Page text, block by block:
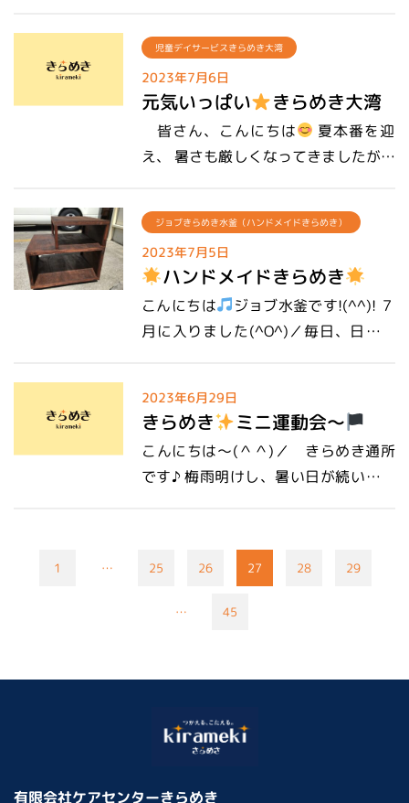
そろそろ、なが～い夏休みが始まりま
す！ きらめきキッズでは、園庭でのプ
ール遊び、かき氷、スイカわり
にしかできない楽しい活動があり、子
ども達やスタッフも楽しみにしていま
す♪ 最後まで読んで頂きありがとうご
身体の動かし方を感じてもらう！ 以上
2点を目的に行いました。 浅いプール
でしたが、顔をつけて潜ったり、ゆっ
くり水に浸かったりと色々な遊びをし
ていました。 こども達も水遊びを楽し
きたと思います。 最後まで読んで頂
き、ありがとうございました～。
すので、こまめな水分補給を 心がけま
しょう♪ さてさて、7月７日は、七夕
でした
事業所でも、作業の合間
に、飾りを作ったり、短冊に願い事を
書きました(*´▽｀*) みんな、思い思い
か？ 皆さんの願いが叶いますよーに
(*^-^*)
児童デイサービスきらめき大湾
2023年7月6日
元気いっぱい きらめき大湾
皆さん、こんにちは
え、 暑さも厳しくなってきましたが、
最近のきらめき大湾 の様子をお届けし
ますね
～避難訓練～ きらめき大
湾では、 定期的に避難訓練を実施して
います。 実際に消火器を使い、子ども
達が実践！ 一人一人職員が付き添
い、サポート
みんなで「発射
まり食べた事のない缶詰に みんな興味
～大人気「おやつ作り」～ 『ピザづく
り』 たくさんのトッピングに 「どれ
（笑） オリジナルピザかんせーい
みんなで仲良く、食べました
『タコライスづくり』 買い出しも子
んな集中して取り組んでいます
を合わせて作ったタコライスは 絶品で
童館にお邪魔させていただき 児童館交
ジョブきらめき水釜（ハンドメイドきらめき）
2023年7月5日
ハンドメイドきらめき
こんにちは
ジョブ水釜です!(^^)! ７
月に入りました(^O^)／毎日、日差し
ならないように注意しましょう(^^;)
さて今日は、『サイドテーブルを作っ
てほしい！』 とのオーダーが入り、我
らの木工班が出動！
職人気質の棟
い。」「こーでもない」と何度も試行
いくサイドテーブルが出来上がりまし
2023年6月29日
きらめき ミニ運動会～
こんにちは～(＾＾)／ きらめき通所
です♪ 梅雨明けし、暑い日が続いてい
日、きらめき大湾・きらめき大湾東の
子供たちを招待して きらめき
運動会を開催しました～(＾Ⅴ＾)／＼
気いっぱいでスタートしました
１
手作りした新聞ボールで玉入れ～♫ ス
タッフの「よ～い、スタート
1 … 25 26 27 28 29
… 45
有限会社ケアセンターきらめき